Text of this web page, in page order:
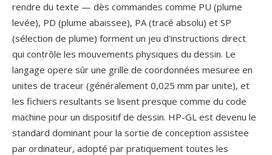
rendre du texte — dès commandes comme PU (plume
levée), PD (plume abaissee), PA (tracé absolu) et SP
(sélection de plume) forment un jeu d'instructions direct
qui contrôle les mouvements physiques du dessin. Le
langage opere sûr une grille de coordonnées mesuree en
unites de traceur (généralement 0,025 mm par unite), et
les fichiers resultants se lisent presque comme du code
machine pour un dispositif de dessin. HP-GL est devenu le
standard dominant pour la sortie de conception assistee
par ordinateur, adopté par pratiquement toutes les